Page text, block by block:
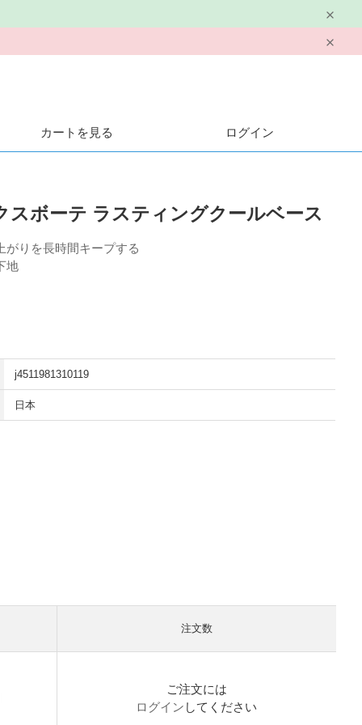
カートを見る ログイン
スボーテ ラスティングクールベース
がりを長時間キープする
地
j4511981310119
日本
注文数
ご注文には
ログイン してください